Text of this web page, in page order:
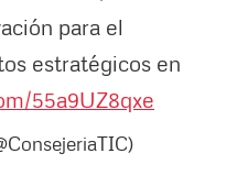
para el
estratégicos en
55a9UZ8qxe